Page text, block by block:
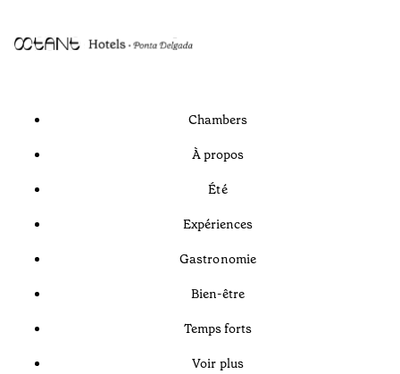
Chambers
À propos
Été
Expériences
Gastronomie
Bien-être
Temps forts
Voir plus